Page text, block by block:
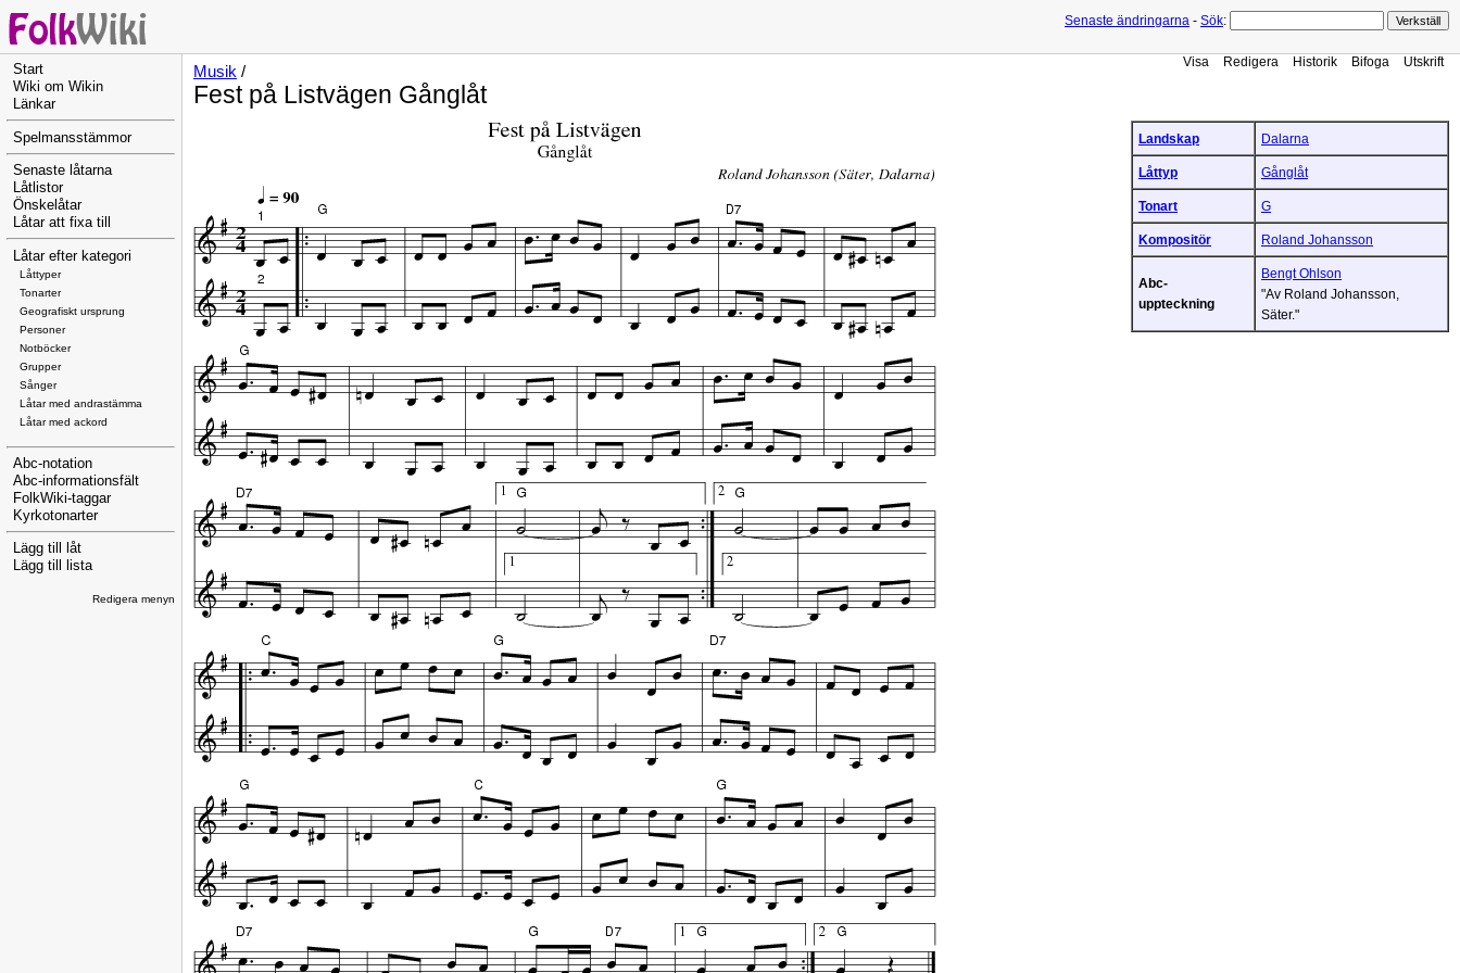
Senaste ändringarna - Sök:
Start
Wiki om Wikin
Länkar
Spelmansstämmor
Senaste låtarna
Låtlistor
Önskelåtar
Låtar att fixa till
Låtar efter kategori
Låttyper
Tonarter
Geografiskt ursprung
Personer
Notböcker
Grupper
Sånger
Låtar med andrastämma
Låtar med ackord
Abc-notation
Abc-informationsfält
FolkWiki-taggar
Kyrkotonarter
Lägg till låt
Lägg till lista
Redigera menyn
Visa Redigera Historik Bifoga Utskrift
Musik /
Fest på Listvägen Gånglåt
Landskap Dalarna
Låttyp Gånglåt
Tonart G
Kompositör Roland Johansson
Abc-
uppteckning
Bengt Ohlson
"Av Roland Johansson,
Säter."